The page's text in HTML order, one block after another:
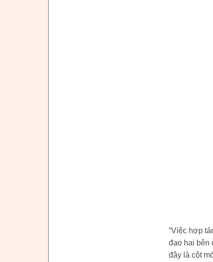
“Việc hợp
đạo hai bên
đây là cột